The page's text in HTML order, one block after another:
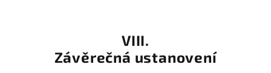
VIII.
Závěrečná ustanovení